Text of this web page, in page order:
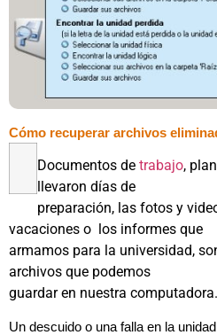
Cómo recuperar archivos
Documentos de trabajo,
llevaron días de
preparación, las fotos y
vacaciones o los informes que
armamos para la universidad,
archivos que podemos
guardar en nuestra computadora.
Un descuido o una falla en la